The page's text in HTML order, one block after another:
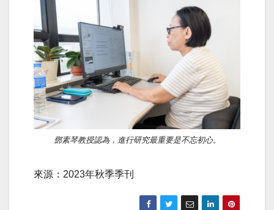
鄧素琴教授認為，進行研究最重要是不忘初心。
來源：2023年秋季季刊